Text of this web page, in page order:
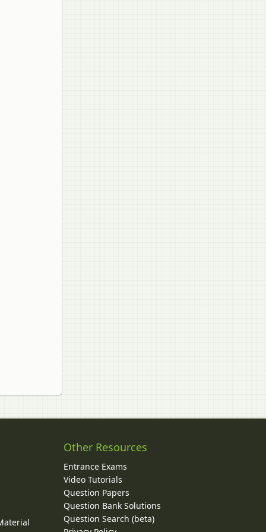
Other Resources
Entrance Exams
Video Tutorials
Question Papers
Question Bank Solutions
Question Search (beta)